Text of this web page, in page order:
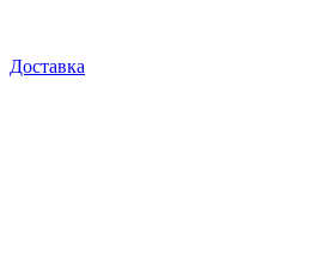
Доставка